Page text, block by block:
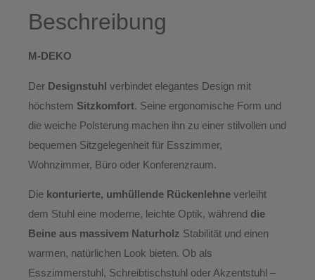
Beschreibung
M-DEKO
Der Designstuhl verbindet elegantes Design mit
höchstem Sitzkomfort. Seine ergonomische Form und
die weiche Polsterung machen ihn zu einer stilvollen und
bequemen Sitzgelegenheit für Esszimmer,
Wohnzimmer, Büro oder Konferenzraum.
Die konturierte, umhüllende Rückenlehne verleiht
dem Stuhl eine moderne, leichte Optik, während die
Beine aus massivem Naturholz Stabilität und einen
warmen, natürlichen Look bieten. Ob als
Esszimmerstuhl, Schreibtischstuhl oder Akzentstuhl –